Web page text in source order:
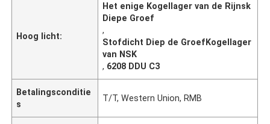
Hoog licht:
Het enige Kogellager van de Rijnsk
Diepe Groef
,
Stofdicht Diep de GroefKogellager
van NSK
, 6208 DDU C3
Betalingsconditie
s
T/T, Western Union, RMB